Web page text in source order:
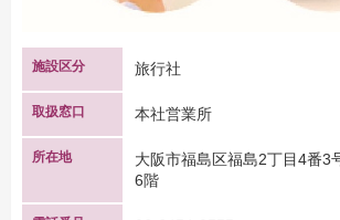
施設区分 旅行社
取扱窓口 本社営業所
所在地
大阪市福島区福島2丁目4番3
6階